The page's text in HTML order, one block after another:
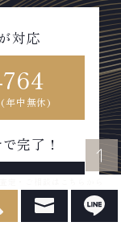
対応
中無休)
完了！
定